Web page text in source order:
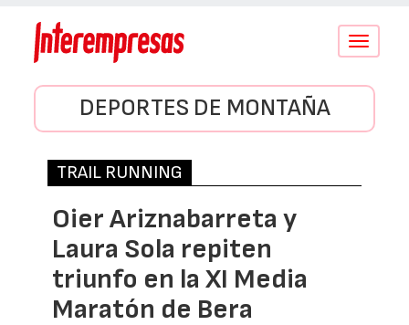
Conmutar
DEPORTES DE MONTAÑA
TRAIL RUNNING
Oier Ariznabarreta y
Laura Sola repiten
triunfo en la XI Media
Maratón de Bera